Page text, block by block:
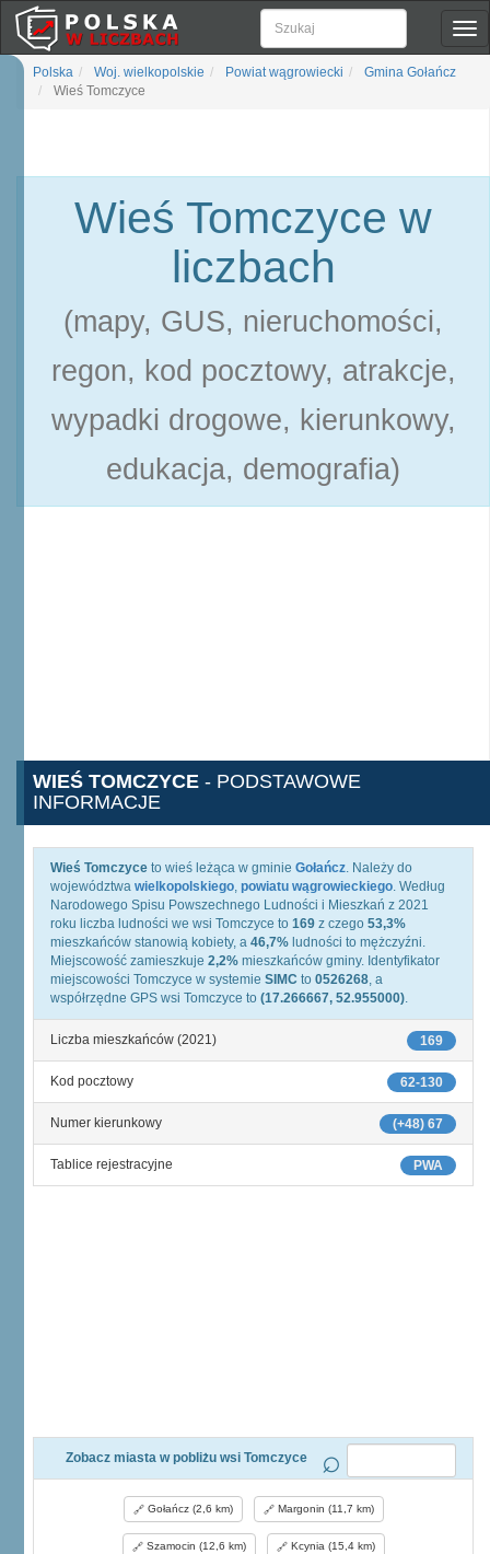
Polska Woj. wielkopolskie Powiat wągrowiecki
Gmina Gołańcz
Wieś Tomczyce
Wieś Tomczyce w
liczbach
(mapy, GUS, nieruchomości,
regon, kod pocztowy, atrakcje,
wypadki drogowe, kierunkowy,
edukacja, demografia)
WIEŚ TOMCZYCE - PODSTAWOWE
INFORMACJE
Wieś Tomczyce to wieś leżąca w gminie Gołańcz. Należy do
województwa wielkopolskiego, powiatu wągrowieckiego. Według
Narodowego Spisu Powszechnego Ludności i Mieszkań z 2021
roku liczba ludności we wsi Tomczyce to 169 z czego 53,3%
mieszkańców stanowią kobiety, a 46,7% ludności to mężczyźni.
Miejscowość zamieszkuje 2,2% mieszkańców gminy. Identyfikator
miejscowości Tomczyce w systemie SIMC to 0526268, a
współrzędne GPS wsi Tomczyce to (17.266667, 52.955000).
169
Liczba mieszkańców (2021)
62-130
Kod pocztowy
(+48) 67
Numer kierunkowy
PWA
Tablice rejestracyjne
Zobacz miasta w pobliżu wsi Tomczyce
Gołańcz (2,6 km) Margonin (11,7 km)
Szamocin (12,6 km) Kcynia (15,4 km)